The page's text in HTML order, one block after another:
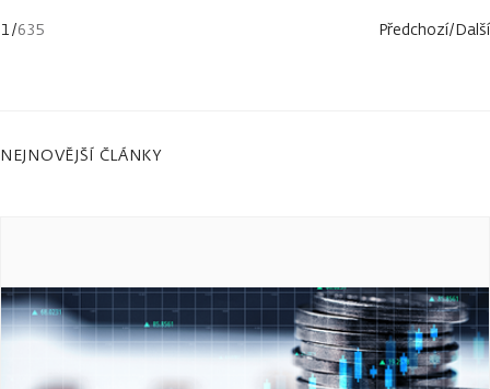
1/635 Předchozí/Další
NEJNOVĚJŠÍ ČLÁNKY